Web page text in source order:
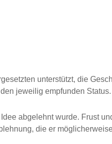
unterstützt, die
jeweilig empfunden Status.
abgelehnt wurde. Frust
die er